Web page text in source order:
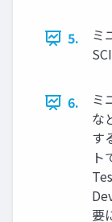
5.
ミ
6.
ミ
な
す
ト
要